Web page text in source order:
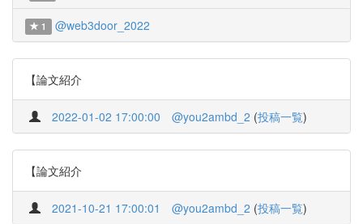
1 @web3door_2022
【論文紹介
2022-01-02 17:00:00 @you2ambd_2 (投稿一覧)
【論文紹介
2021-10-21 17:00:01 @you2ambd_2 (投稿一覧)